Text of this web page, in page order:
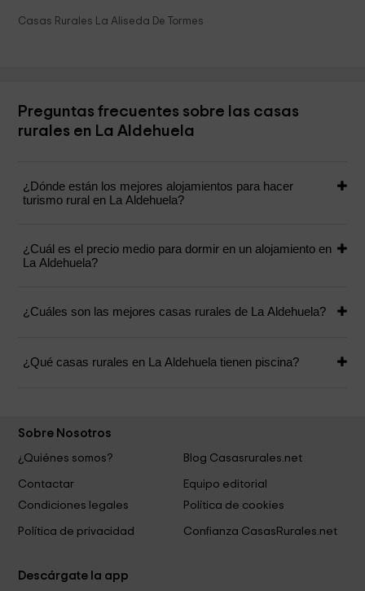
Casas Rurales La Aliseda De Tormes
Preguntas frecuentes sobre las casas
rurales en La Aldehuela
¿Dónde están los mejores alojamientos para hacer
turismo rural en La Aldehuela?
¿Cuál es el precio medio para dormir en un alojamiento en
La Aldehuela?
¿Cuáles son las mejores casas rurales de La Aldehuela?
¿Qué casas rurales en La Aldehuela tienen piscina?
Sobre Nosotros
¿Quiénes somos?
Blog Casasrurales.net
Contactar
Equipo editorial
Condiciones legales
Política de cookies
Política de privacidad Confianza CasasRurales.net
Descárgate la app